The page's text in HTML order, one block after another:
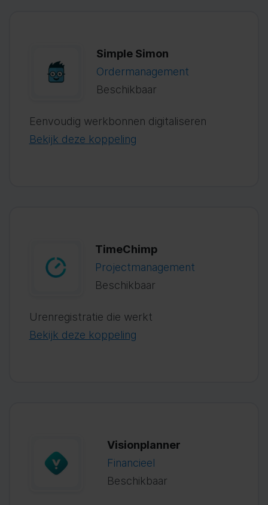
Simple Simon
Ordermanagement
Beschikbaar
Eenvoudig werkbonnen digitaliseren
Bekijk deze koppeling
TimeChimp
Projectmanagement
Beschikbaar
Urenregistratie die werkt
Bekijk deze koppeling
Visionplanner
Financieel
Beschikbaar